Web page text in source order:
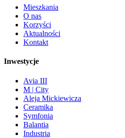
Mieszkania
O nas
Korzyści
Aktualności
Kontakt
Inwestycje
Avia III
M | City
Aleja Mickiewicza
Ceramika
Symfonia
Balantia
Industria